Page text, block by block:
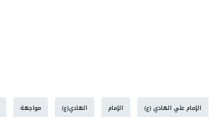
الإمام علي الهادي (ع) الإمام الهادي(ع) مواجهة